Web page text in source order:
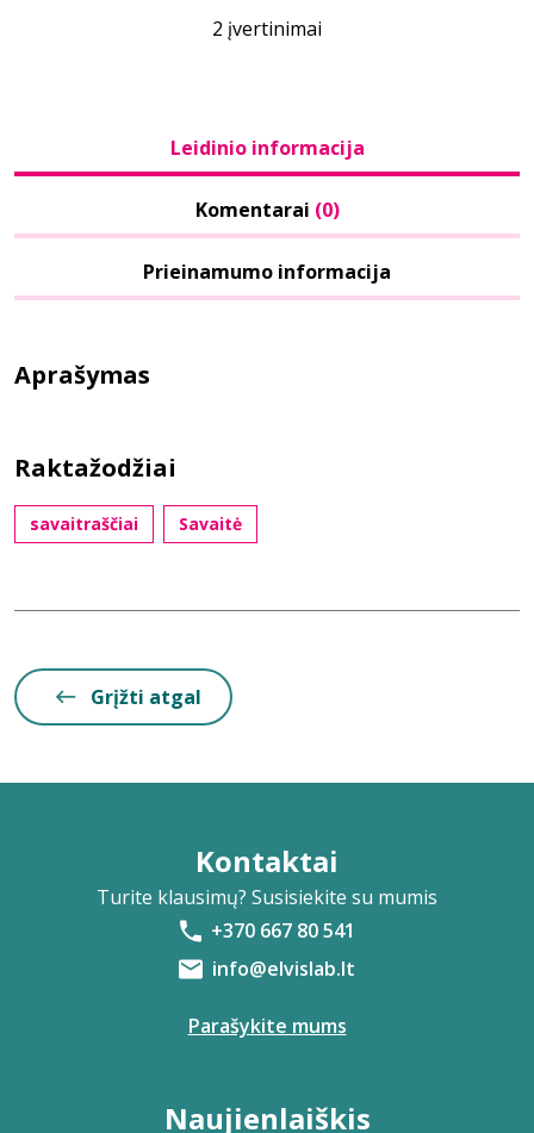
2 įvertinimai
Leidinio informacija
Komentarai (0)
Prieinamumo informacija
Aprašymas
Raktažodžiai
savaitraščiai Savaitė
Grįžti atgal
Kontaktai
Turite klausimų? Susisiekite su mumis
+370 667 80 541
info@elvislab.lt
Parašykite mums
Naujienlaiškis